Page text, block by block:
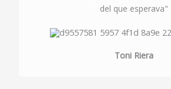
del que esperava"
Toni Riera